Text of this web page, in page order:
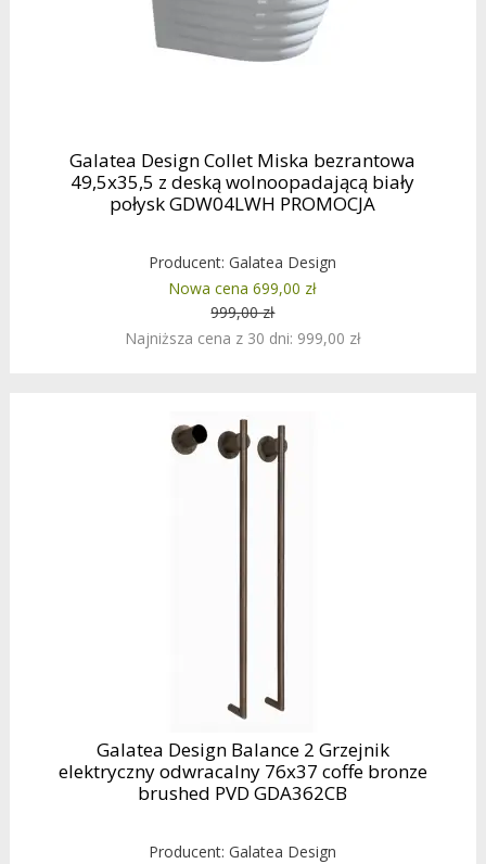
Galatea Design Collet Miska bezrantowa
49,5x35,5 z deską wolnoopadającą biały
połysk GDW04LWH PROMOCJA
Producent:Galatea Design
Nowa cena 699,00 zł
999,00 zł
Najniższa cena z 30 dni: 999,00 zł
Galatea Design Balance 2 Grzejnik
elektryczny odwracalny 76x37 coffe bronze
brushed PVD GDA362CB
Producent:Galatea Design